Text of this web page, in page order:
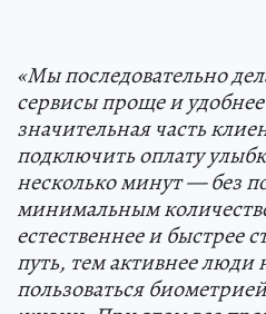
«Мы последовательно
сервисы проще и удобнее
значительная часть
подключить оплату
несколько минут — без
минимальным
естественнее и быстрее
путь, тем активнее люди
пользоваться